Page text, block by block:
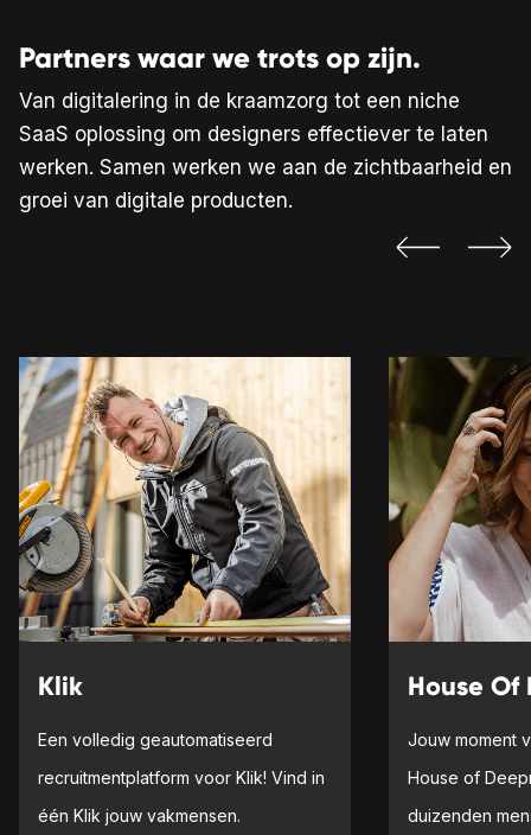
Partners waar we trots op zijn.
Van digitalering in de kraamzorg tot een niche
SaaS oplossing om designers effectiever te laten
werken. Samen werken we aan de zichtbaarheid en
groei van digitale producten.
Klik
Een volledig geautomatiseerd
recruitmentplatform voor Klik! Vind in
één Klik jouw vakmensen.
House
Jouw moment
House of
duizenden